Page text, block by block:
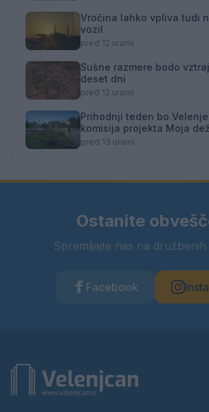
Vročina lahko vpliva tudi
vozil
pred 12 urami
Sušne razmere bodo
deset dni
pred 12 urami
Prihodnji teden bo
komisija projekta Moja
gostoljubnosti
pred 13 urami
Ostanite
Spremljajte nas na
Facebook